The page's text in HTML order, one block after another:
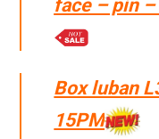
face – pin
Box luban
15PM